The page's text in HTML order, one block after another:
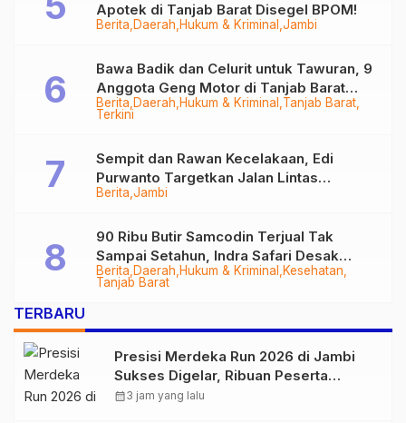
Berita Daerah Hukum & Kriminal Jambi
Apotek di Tanjab Barat Disegel BPOM!
Berita Daerah Hukum & Kriminal Tanjab Barat
Terkini
Bawa Badik dan Celurit untuk Tawuran, 9
Anggota Geng Motor di Tanjab Barat
Diringkus
Berita Jambi
Sempit dan Rawan Kecelakaan, Edi
Purwanto Targetkan Jalan Lintas
Tungkal-Jambi Mulus di 2028
Berita Daerah Hukum & Kriminal
Kesehatan
Tanjab Barat
90 Ribu Butir Samcodin Terjual Tak
Sampai Setahun, Indra Safari Desak
Audit Menyeluruh
TERBARU
Presisi Merdeka Run 2026 di Jambi
Sukses Digelar, Ribuan Peserta
Ramaikan Event Nasional
calendar_month3 jam yang lalu